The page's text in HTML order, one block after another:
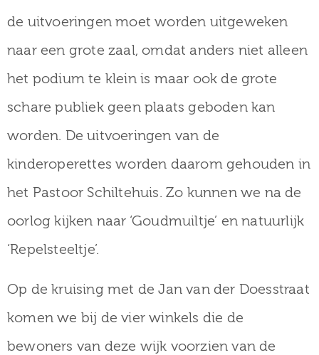
de uitvoeringen moet worden uitgeweken
naar een grote zaal, omdat anders niet alleen
het podium te klein is maar ook de grote
schare publiek geen plaats geboden kan
worden. De uitvoeringen van de
kinderoperettes worden daarom gehouden in
het Pastoor Schiltehuis. Zo kunnen we na de
oorlog kijken naar ‘Goudmuiltje’ en natuurlijk
‘Repelsteeltje’.
Op de kruising met de Jan van der Doesstraat
komen we bij de vier winkels die de
bewoners van deze wijk voorzien van de